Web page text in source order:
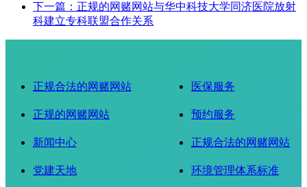
下一篇：正规的网赌网站与华中科技大学同济医院放射
科建立专科联盟合作关系
正规合法的网赌网站
正规的网赌网站
新闻中心
党建天地
医保服务
预约服务
正规合法的网赌网站
环境管理体系标准